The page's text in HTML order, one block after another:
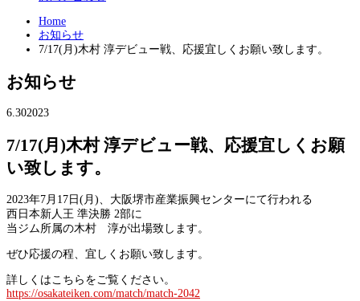
Home
お知らせ
7/17(月)木村 淳デビュー戦、応援宜しくお願い致します。
お知らせ
6.302023
7/17(月)木村 淳デビュー戦、応援宜しくお願
い致します。
2023年7月17日(月)、大阪堺市産業振興センターにて行われる
西日本新人王 準決勝 2部に
当ジム所属の木村 淳が出場致します。
ぜひ応援の程、宜しくお願い致します。
詳しくはこちらをご覧ください。
https://osakateiken.com/match/match-2042